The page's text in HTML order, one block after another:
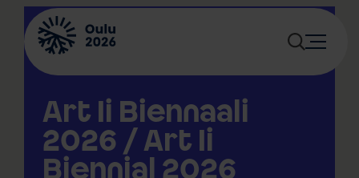
Siirry
sisältöön
Art Ii Biennaali
2026 / Art Ii
Biennial 2026